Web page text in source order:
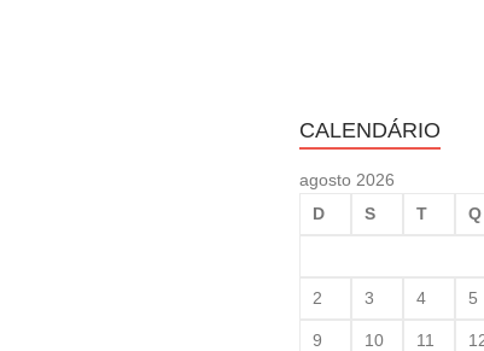
CALENDÁRIO
agosto 2026
D
S T Q
2 3 4 5
9 10 11